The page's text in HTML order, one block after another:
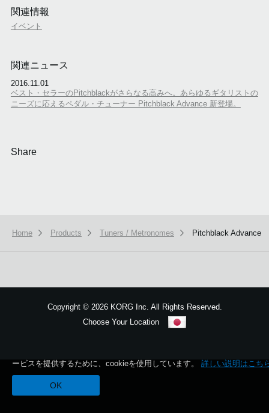
関連情報
イベント
関連ニュース
2016.11.01
ベスト・セラーのPitchblackがさらなる高みへ。あらゆるギタリストの
ニーズに応えるペダル・チューナー Pitchblack Advance 新登場。
Share
Home Products Tuners / Metronomes Pitchblack Advance
Copyright ©2026 KORG Inc. All Rights Reserved.
Choose Your Location
ービスを提供するために、cookieを使用しています。 詳しい説明はこち
OK